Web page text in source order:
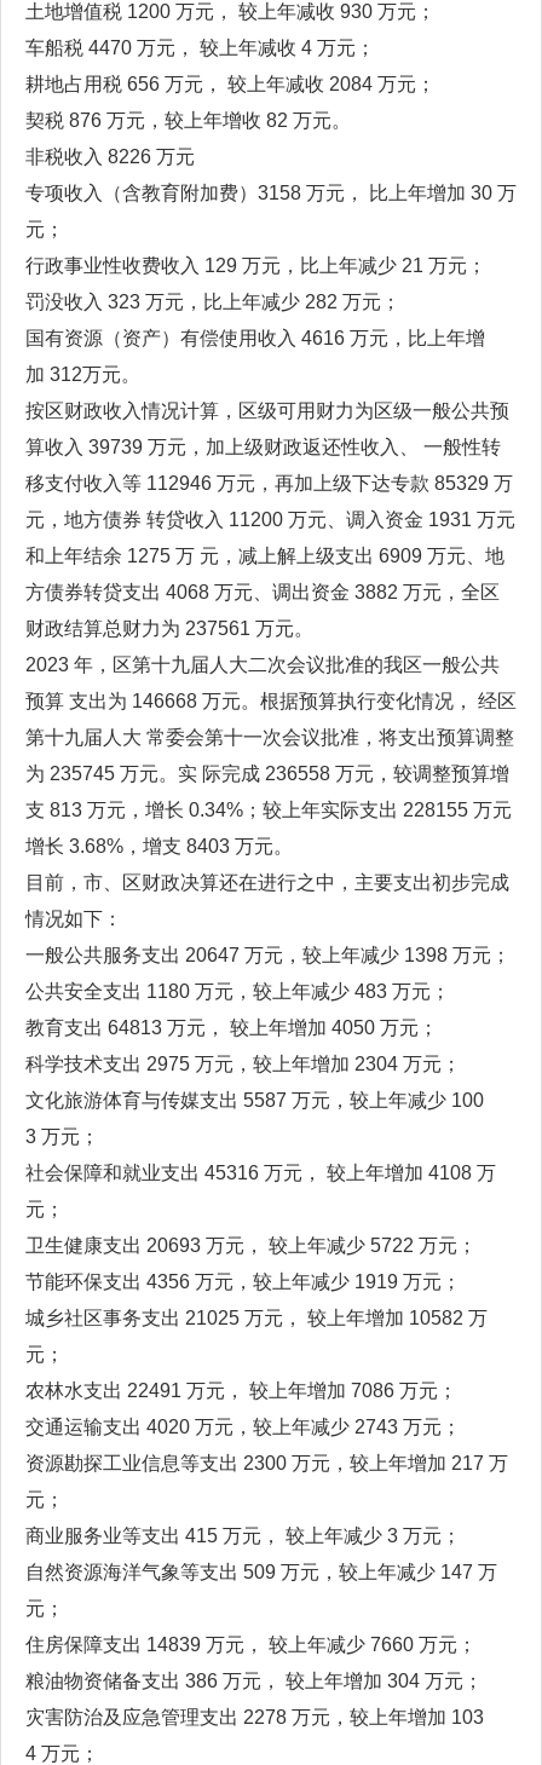
土地增值税 1200 万元， 较上年减收 930 万元；
车船税 4470 万元， 较上年减收 4 万元；
耕地占用税 656 万元， 较上年减收 2084 万元；
契税 876 万元，较上年增收 82 万元。
非税收入 8226 万元
专项收入（含教育附加费）3158 万元， 比上年增加 30 万
元；
行政事业性收费收入 129 万元，比上年减少 21 万元；
罚没收入 323 万元，比上年减少 282 万元；
国有资源（资产）有偿使用收入 4616 万元，比上年增
加 312万元。
按区财政收入情况计算，区级可用财力为区级一般公共预
算收入 39739 万元，加上级财政返还性收入、 一般性转
移支付收入等 112946 万元，再加上级下达专款 85329 万
元，地方债券 转贷收入 11200 万元、调入资金 1931 万元
和上年结余 1275 万 元，减上解上级支出 6909 万元、地
方债券转贷支出 4068 万元、调出资金 3882 万元，全区
财政结算总财力为 237561 万元。
2023 年，区第十九届人大二次会议批准的我区一般公共
预算 支出为 146668 万元。根据预算执行变化情况， 经区
第十九届人大 常委会第十一次会议批准，将支出预算调整
为 235745 万元。实 际完成 236558 万元，较调整预算增
支 813 万元，增长 0.34%；较上年实际支出 228155 万元
增长 3.68%，增支 8403 万元。
目前，市、区财政决算还在进行之中，主要支出初步完成
情况如下：
一般公共服务支出 20647 万元，较上年减少 1398 万元；
公共安全支出 1180 万元，较上年减少 483 万元；
教育支出 64813 万元， 较上年增加 4050 万元；
科学技术支出 2975 万元，较上年增加 2304 万元；
文化旅游体育与传媒支出 5587 万元，较上年减少 100
3 万元；
社会保障和就业支出 45316 万元， 较上年增加 4108 万
元；
卫生健康支出 20693 万元， 较上年减少 5722 万元；
节能环保支出 4356 万元，较上年减少 1919 万元；
城乡社区事务支出 21025 万元， 较上年增加 10582 万
元；
农林水支出 22491 万元， 较上年增加 7086 万元；
交通运输支出 4020 万元，较上年减少 2743 万元；
资源勘探工业信息等支出 2300 万元，较上年增加 217 万
元；
商业服务业等支出 415 万元， 较上年减少 3 万元；
自然资源海洋气象等支出 509 万元，较上年减少 147 万
元；
住房保障支出 14839 万元， 较上年减少 7660 万元；
粮油物资储备支出 386 万元， 较上年增加 304 万元；
灾害防治及应急管理支出 2278 万元，较上年增加 103
4 万元；